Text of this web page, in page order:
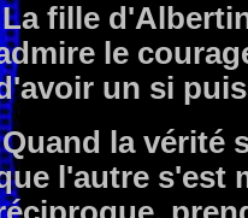
La fille
le
un si
la vérité
l'autre s'est